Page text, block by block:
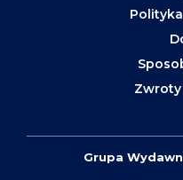
Grupa